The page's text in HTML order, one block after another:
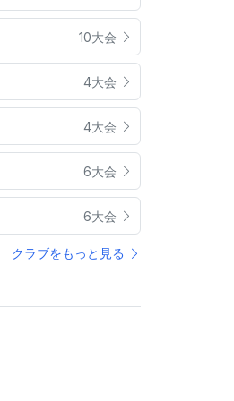
10大会
4大会
4大会
6大会
6大会
クラブをもっと見る